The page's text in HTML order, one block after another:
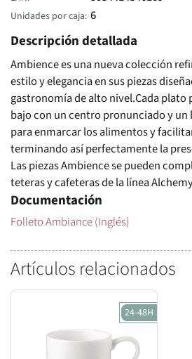
Unidades por caja 6
Descripción detallada
Ambience es una nueva colección
estilo y elegancia en sus piezas
gastronomía de alto nivel.Cada plato
bajo con un centro pronunciado y
para enmarcar los alimentos y
terminando así perfectamente la
Las piezas Ambience se pueden
teteras y cafeteras de la línea
Documentación
Folleto Ambiance (Inglés)
Artículos relacionados
24-48H